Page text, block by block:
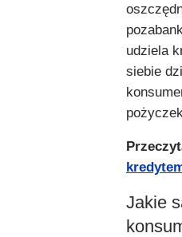
udziela
siebie
Jakie